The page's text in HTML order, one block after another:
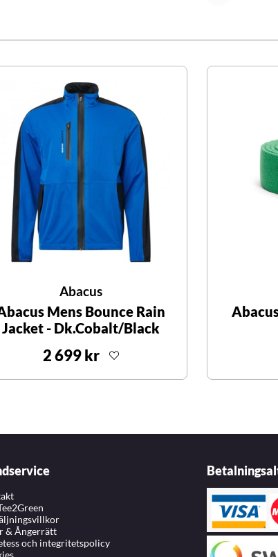
Abacus
Mens Bounce Rain
Jacket - Dk.Cobalt/Black
2 699 kr
& Ångerrätt
och integritetspolicy